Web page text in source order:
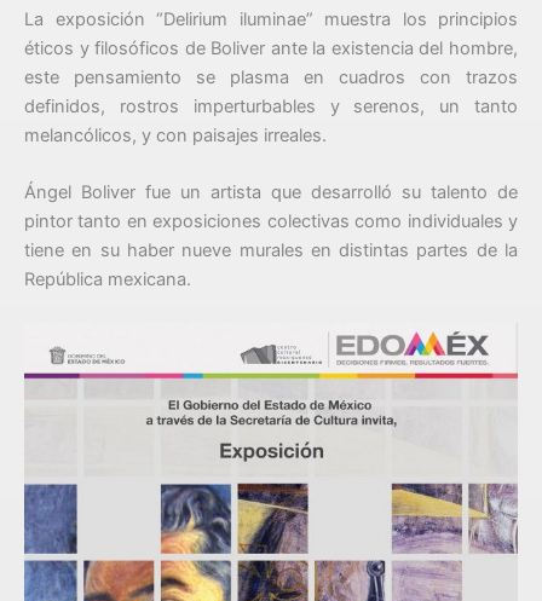
La exposición “Delirium iluminae” muestra los principios
éticos y filosóficos de Boliver ante la existencia del hombre,
este pensamiento se plasma en cuadros con trazos
definidos, rostros imperturbables y serenos, un tanto
melancólicos, y con paisajes irreales.
Ángel Boliver fue un artista que desarrolló su talento de
pintor tanto en exposiciones colectivas como individuales y
tiene en su haber nueve murales en distintas partes de la
República mexicana.